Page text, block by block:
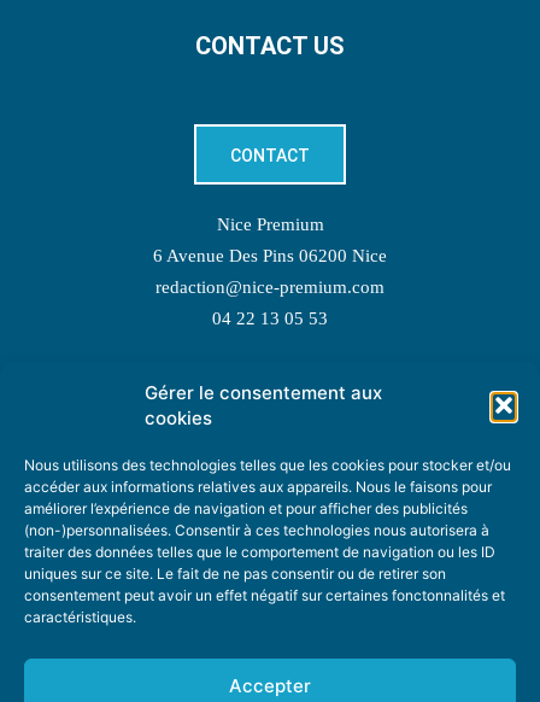
Gérer le consentement aux
cookies
Nous utilisons des technologies telles que les cookies pour stocker et/ou
accéder aux informations relatives aux appareils. Nous le faisons pour
améliorer l’expérience de navigation et pour afficher des publicités
(non-)personnalisées. Consentir à ces technologies nous autorisera à
traiter des données telles que le comportement de navigation ou les ID
uniques sur ce site. Le fait de ne pas consentir ou de retirer son
consentement peut avoir un effet négatif sur certaines fonctonnalités et
caractéristiques.
Accepter
CONTACT US
CONTACT
Nice Premium
6 Avenue Des Pins 06200 Nice
redaction@nice-premium.com
04 22 13 05 53
TOPIC SUGGESTIONS
SUGGEST A TOPIC
STAY INFORMED